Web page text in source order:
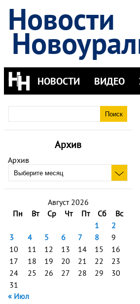
Новости
НОВОСТИ ВИДЕО
Архив
Архив
Август 2026
Пн
Вт Ср Чт Пт Сб
Вс
1
2
3
4 5 6 7 8
9
10
11 12 13 14 15
16
17
18 19 20 21 22
23
24
25 26 27 28 29
30
31
« Июл